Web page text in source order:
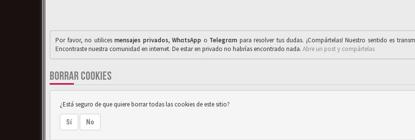
Por favor, no utilices mensajes privados,WhαtsApp o Telegrαm para resolver tus dudas. ¡Compártelas! Nuestro sentido es
Encontraste nuestra comunidad en internet. De estar en privado no habrías encontrado nada. Abre un post y compártelas
BORRAR COOKIES
¿Está seguro de que quiere borrar todas las cookies de este sitio?
Sí No